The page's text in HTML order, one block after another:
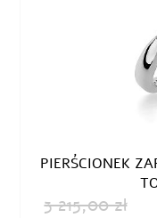
PIERŚCIONEK
3 215,00 zł